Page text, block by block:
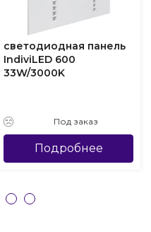
светодиодная панель
IndiviLED 600
33W/3000K
Под заказ
Подробнее